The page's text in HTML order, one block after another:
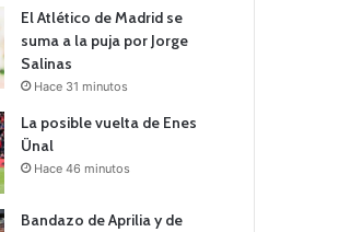
El Atlético de Madrid se
suma a la puja por Jorge
Salinas
Hace 31 minutos
La posible vuelta de Enes
Ünal
Hace 46 minutos
Bandazo de Aprilia y de